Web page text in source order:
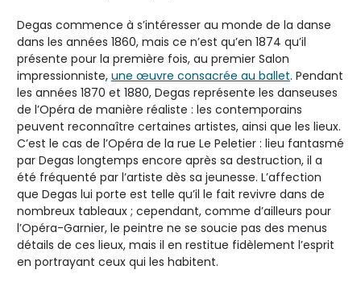
Degas commence à s’intéresser au monde de la danse
dans les années 1860, mais ce n’est qu’en 1874 qu’il
présente pour la première fois, au premier Salon
impressionniste, une œuvre consacrée au ballet. Pendant
les années 1870 et 1880, Degas représente les danseuses
de l’Opéra de manière réaliste : les contemporains
peuvent reconnaître certaines artistes, ainsi que les lieux.
C’est le cas de l’Opéra de la rue Le Peletier : lieu fantasmé
par Degas longtemps encore après sa destruction, il a
été fréquenté par l’artiste dès sa jeunesse. L’affection
que Degas lui porte est telle qu’il le fait revivre dans de
nombreux tableaux ; cependant, comme d’ailleurs pour
l’Opéra-Garnier, le peintre ne se soucie pas des menus
détails de ces lieux, mais il en restitue fidèlement l’esprit
en portrayant ceux qui les habitent.